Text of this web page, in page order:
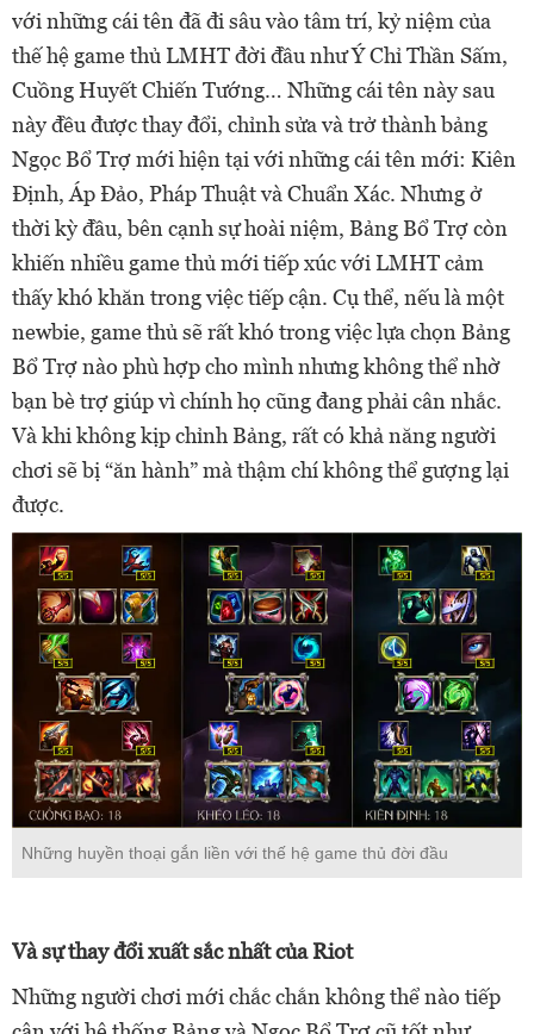
với những cái tên đã đi sâu vào tâm trí, kỷ niệm của
thế hệ game thủ LMHT đời đầu như Ý Chỉ Thần Sấm,
Cuồng Huyết Chiến Tướng… Những cái tên này sau
này đều được thay đổi, chỉnh sửa và trở thành bảng
Ngọc Bổ Trợ mới hiện tại với những cái tên mới: Kiên
Định, Áp Đảo, Pháp Thuật và Chuẩn Xác. Nhưng ở
thời kỳ đầu, bên cạnh sự hoài niệm, Bảng Bổ Trợ còn
khiến nhiều game thủ mới tiếp xúc với LMHT cảm
thấy khó khăn trong việc tiếp cận. Cụ thể, nếu là một
newbie, game thủ sẽ rất khó trong việc lựa chọn Bảng
Bổ Trợ nào phù hợp cho mình nhưng không thể nhờ
bạn bè trợ giúp vì chính họ cũng đang phải cân nhắc.
Và khi không kịp chỉnh Bảng, rất có khả năng người
chơi sẽ bị “ăn hành” mà thậm chí không thể gượng lại
được.
Những huyền thoại gắn liền với thế hệ game thủ đời đầu
Và sự thay đổi xuất sắc nhất của Riot
Những người chơi mới chắc chắn không thể nào tiếp